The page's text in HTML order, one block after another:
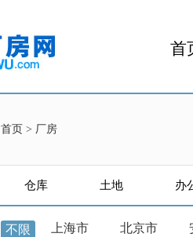
首
首页 > 厂房
仓库 土地 办
不限 上海市 北京市